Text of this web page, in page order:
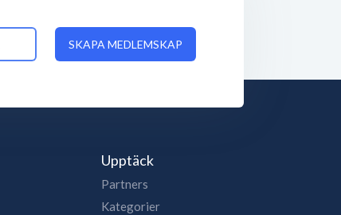
SKAPA MEDLEMSKAP
Upptäck
Partners
Kategorier